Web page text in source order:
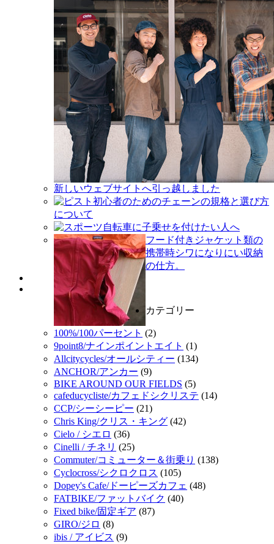
新しいウェブサイトへ引っ越しました
ピスト初心者のためのチェーンの規格と選び方
について
スポーツ自転車に子乗せを付けたい人へ
フード付きジャケット類の
携帯時シワになりにい収納
の仕方。
カテゴリー
100%/100パーセント (2)
9point8/ナインポイントエイト (1)
Allcitycycles/オールシティー (134)
ANCHOR/アンカー (9)
BIKE AROUND OUR FIELDS (5)
cafeducycliste/カフェドシクリステ (14)
CCP/シーシーピー (21)
Chris King/クリス・キング (42)
Cielo / シエロ (36)
Cinelli / チネリ (25)
Commuter/コミューター＆街乗り (138)
Cyclocross/シクロクロス (105)
Dopey's Cafe/ドーピーズカフェ (48)
FATBIKE/ファットバイク (40)
Fixed bike/固定ギア (87)
GIRO/ジロ (8)
ibis / アイビス (9)